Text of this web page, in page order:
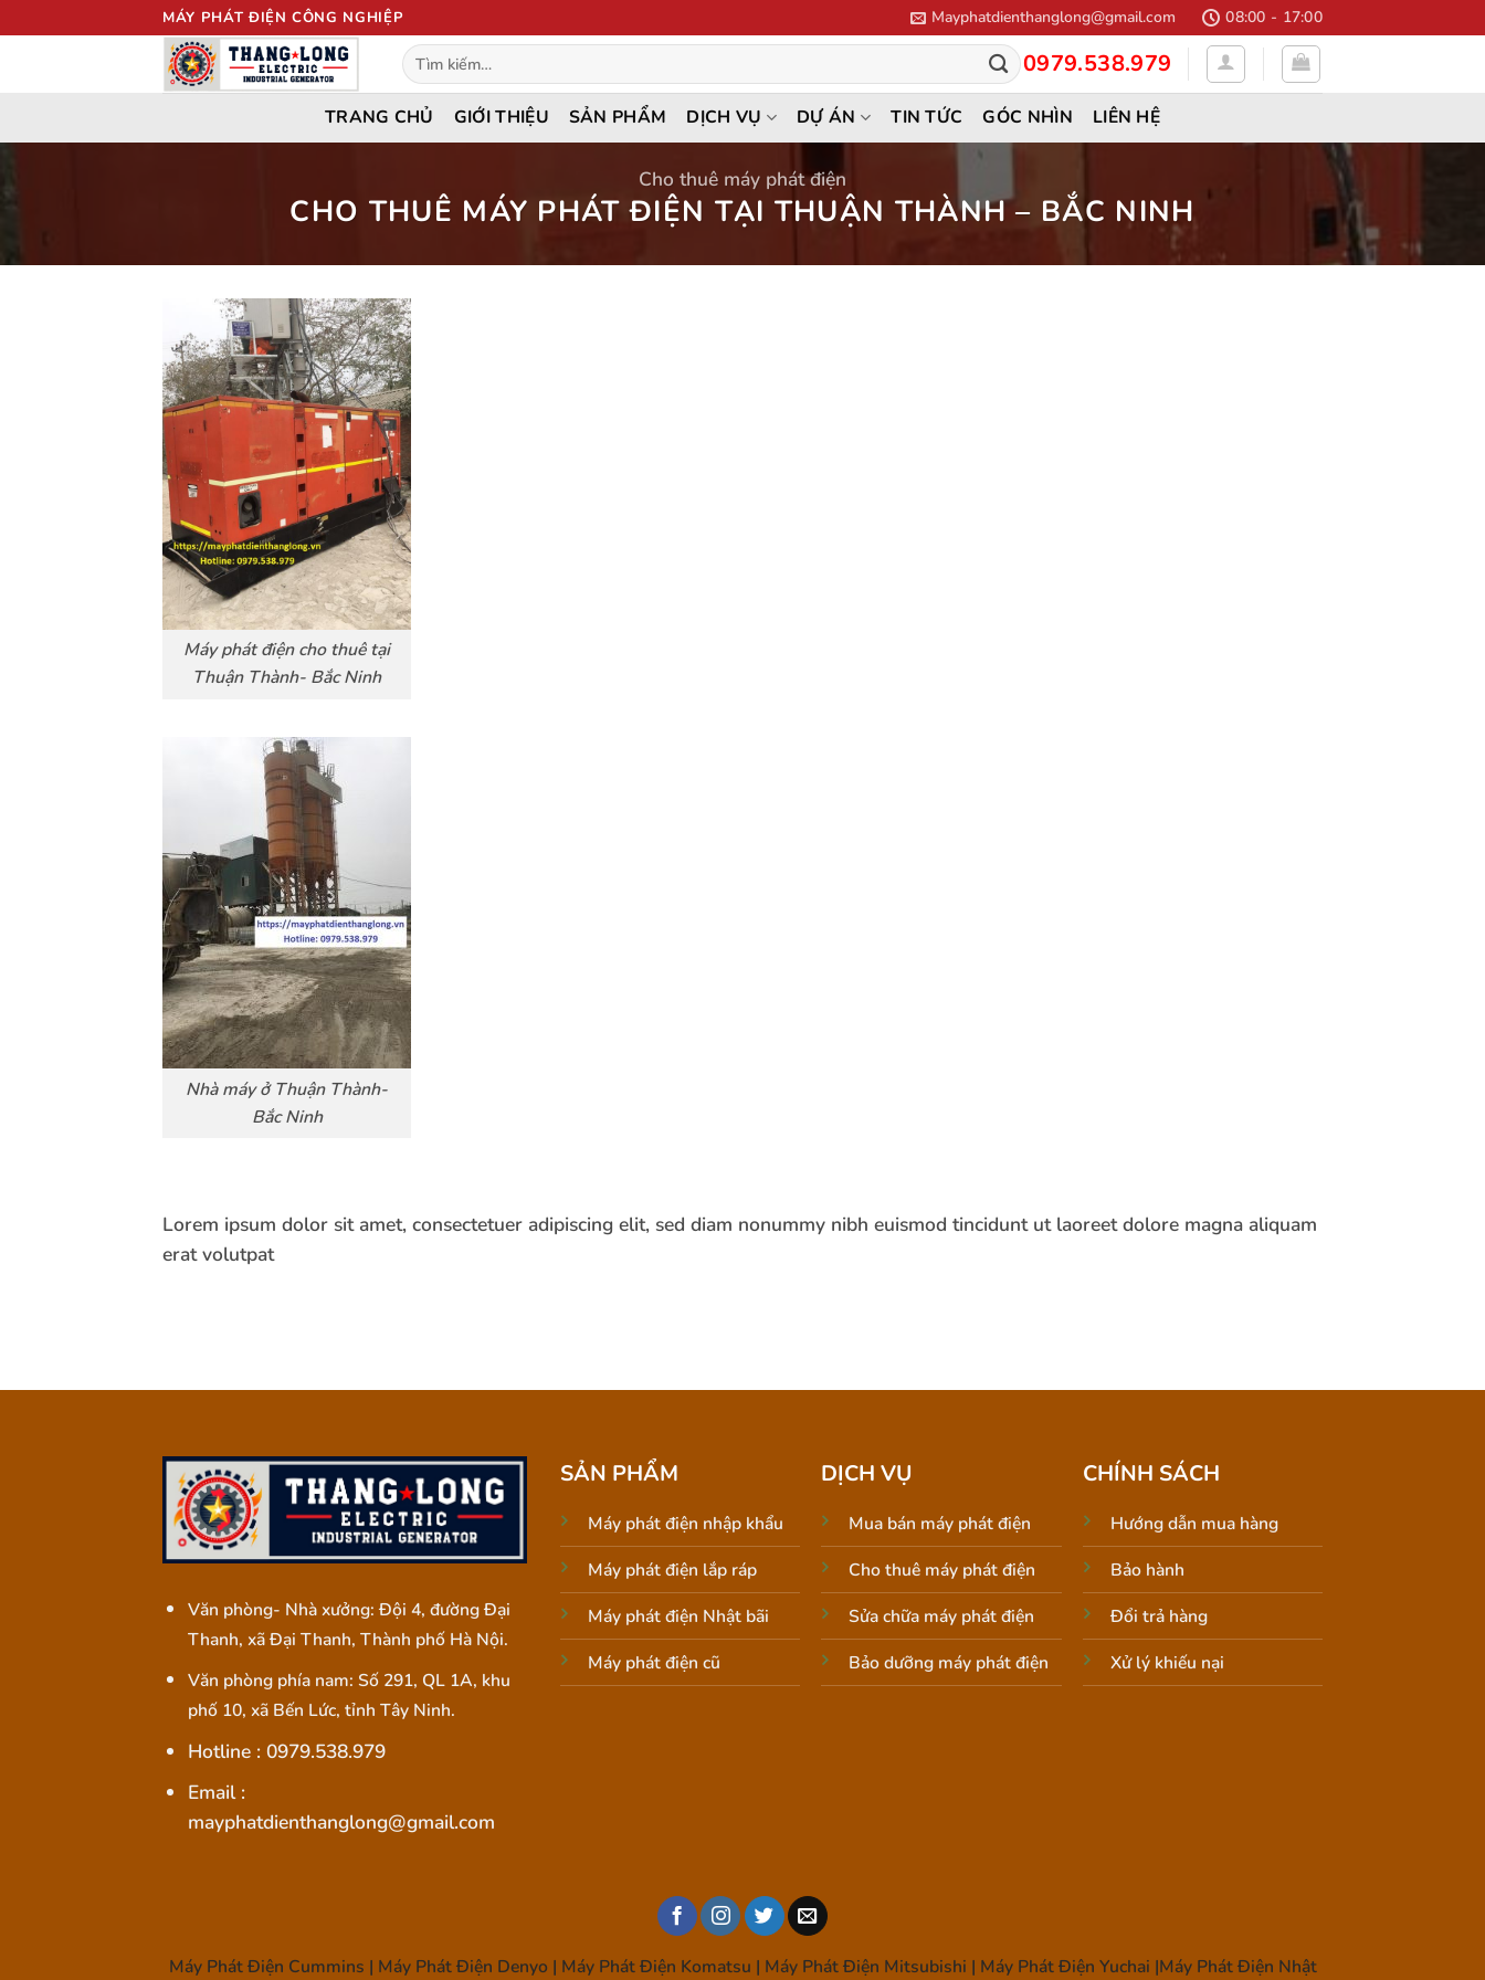
qua
MÁY PHÁT ĐIỆN CÔNG NGHIỆP Mayphatdienthanglong@gmail.com 08:00 - 17:00
Tìm
kiếm:
0979.538.979
TRANG CHỦ GIỚI THIỆU SẢN PHẨM DỊCH VỤ DỰ ÁN TIN TỨC GÓC NHÌN LIÊN HỆ
Cho thuê máy phát điện
CHO THUÊ MÁY PHÁT ĐIỆN TẠI THUẬN THÀNH – BẮC NINH
Máy phát điện cho thuê tại
Thuận Thành- Bắc Ninh
Nhà máy ở Thuận Thành-
Bắc Ninh
Lorem ipsum dolor sit amet, consectetuer adipiscing elit, sed diam nonummy nibh euismod tincidunt ut laoreet dolore magna aliquam
erat volutpat
Văn phòng- Nhà xưởng: Đội 4, đường Đại
Thanh, xã Đại Thanh, Thành phố Hà Nội.
Văn phòng phía nam: Số 291, QL 1A, khu
phố 10, xã Bến Lức, tỉnh Tây Ninh.
Hotline : 0979.538.979
Email :
mayphatdienthanglong@gmail.com
SẢN PHẨM
Máy phát điện nhập khẩu
Máy phát điện lắp ráp
Máy phát điện Nhật bãi
Máy phát điện cũ
DỊCH VỤ
Mua bán máy phát điện
Cho thuê máy phát điện
Sửa chữa máy phát điện
Bảo dưỡng máy phát điện
CHÍNH SÁCH
Hướng dẫn mua hàng
Bảo hành
Đổi trả hàng
Xử lý khiếu nại
Máy Phát Điện Cummins | Máy Phát Điện Denyo | Máy Phát Điện Komatsu | Máy Phát Điện Mitsubishi | Máy Phát Điện Yuchai |Máy Phát Điện Nhật